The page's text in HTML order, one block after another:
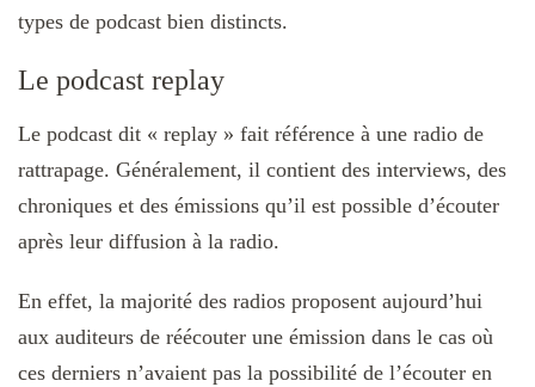
types de podcast bien distincts.
Le podcast replay
Le podcast dit « replay » fait référence à une radio de
rattrapage. Généralement, il contient des interviews, des
chroniques et des émissions qu’il est possible d’écouter
après leur diffusion à la radio.
En effet, la majorité des radios proposent aujourd’hui
aux auditeurs de réécouter une émission dans le cas où
ces derniers n’avaient pas la possibilité de l’écouter en